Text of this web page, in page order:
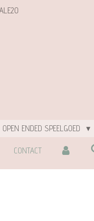
OPEN ENDED SPEELGOED
CONTACT